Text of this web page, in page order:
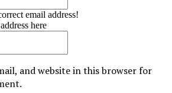
email address!
here
and website in this browser for